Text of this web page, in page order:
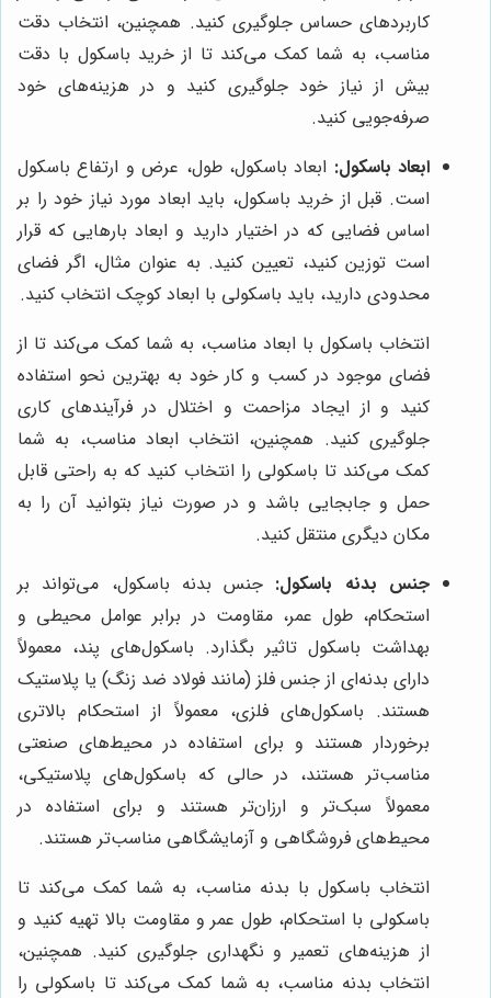
کاربردهای حساس جلوگیری کنید. همچنین، انتخاب دقت
مناسب، به شما کمک می‌کند تا از خرید باسکول با دقت
بیش از نیاز خود جلوگیری کنید و در هزینه‌های خود
صرفه‌جویی کنید.
ابعاد باسکول: ابعاد باسکول، طول، عرض و ارتفاع باسکول
است. قبل از خرید باسکول، باید ابعاد مورد نیاز خود را بر
اساس فضایی که در اختیار دارید و ابعاد بارهایی که قرار
است توزین کنید، تعیین کنید. به عنوان مثال، اگر فضای
محدودی دارید، باید باسکولی با ابعاد کوچک انتخاب کنید.
انتخاب باسکول با ابعاد مناسب، به شما کمک می‌کند تا از
فضای موجود در کسب و کار خود به بهترین نحو استفاده
کنید و از ایجاد مزاحمت و اختلال در فرآیندهای کاری
جلوگیری کنید. همچنین، انتخاب ابعاد مناسب، به شما
کمک می‌کند تا باسکولی را انتخاب کنید که به راحتی قابل
حمل و جابجایی باشد و در صورت نیاز بتوانید آن را به
مکان دیگری منتقل کنید.
جنس بدنه باسکول: جنس بدنه باسکول، می‌تواند بر
استحکام، طول عمر، مقاومت در برابر عوامل محیطی و
بهداشت باسکول تاثیر بگذارد. باسکول‌های پند، معمولاً
دارای بدنه‌ای از جنس فلز (مانند فولاد ضد زنگ) یا پلاستیک
هستند. باسکول‌های فلزی، معمولاً از استحکام بالاتری
برخوردار هستند و برای استفاده در محیط‌های صنعتی
مناسب‌تر هستند، در حالی که باسکول‌های پلاستیکی،
معمولاً سبک‌تر و ارزان‌تر هستند و برای استفاده در
محیط‌های فروشگاهی و آزمایشگاهی مناسب‌تر هستند.
انتخاب باسکول با بدنه مناسب، به شما کمک می‌کند تا
باسکولی با استحکام، طول عمر و مقاومت بالا تهیه کنید و
از هزینه‌های تعمیر و نگهداری جلوگیری کنید. همچنین،
انتخاب بدنه مناسب، به شما کمک می‌کند تا باسکولی را